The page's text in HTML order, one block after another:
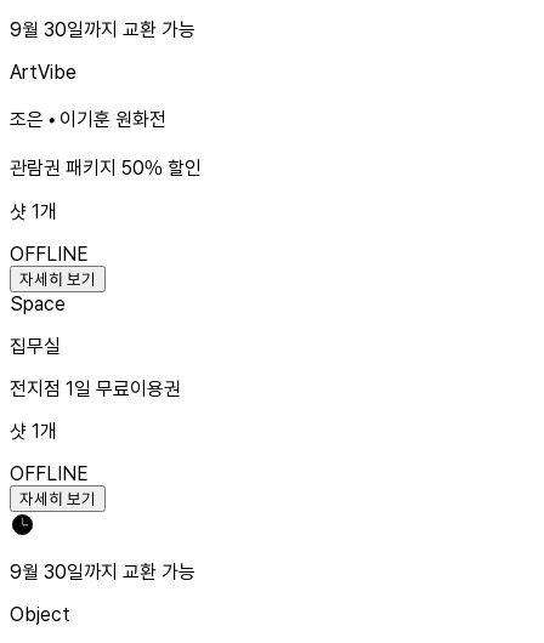
9월 30일까지 교환 가능
ArtVibe
조은 • 이기훈 원화전
관람권 패키지 50% 할인
샷 1개
OFFLINE
자세히 보기
Space
집무실
전지점 1일 무료이용권
샷 1개
OFFLINE
자세히 보기
9월 30일까지 교환 가능
Object